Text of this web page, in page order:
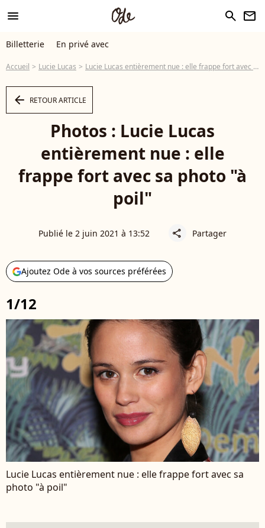
menu search newsletter
Billetterie En privé avec
Accueil Lucie Lucas Lucie Lucas entièrement nue : elle frappe fort avec sa photo "à poil"
arrow_left RETOUR ARTICLE
Photos : Lucie Lucas
entièrement nue : elle
frappe fort avec sa photo "à
poil"
Publié le 2 juin 2021 à 13:52 share Partager
Ajoutez Ode à vos sources préférées
1/12
Lucie Lucas entièrement nue : elle frappe fort avec sa
photo "à poil"